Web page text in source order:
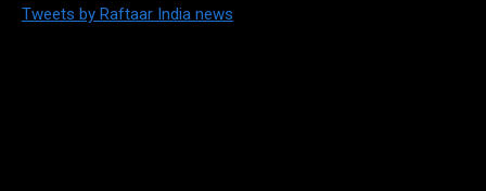
Tweets by Raftaar India news